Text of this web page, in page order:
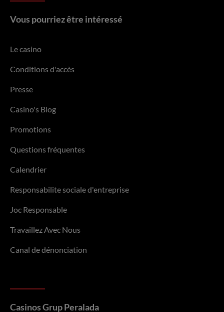
Vous pourriez être intéressé
Le casino
Conditions d'accès
Presse
Casino's Blog
Promotions
Questions fréquentes
Calendrier
Responsabilite sociale d'entreprise
Joc Responsable
Travaillez Avec Nous
Canal de dénonciation
Casinos Grup Peralada